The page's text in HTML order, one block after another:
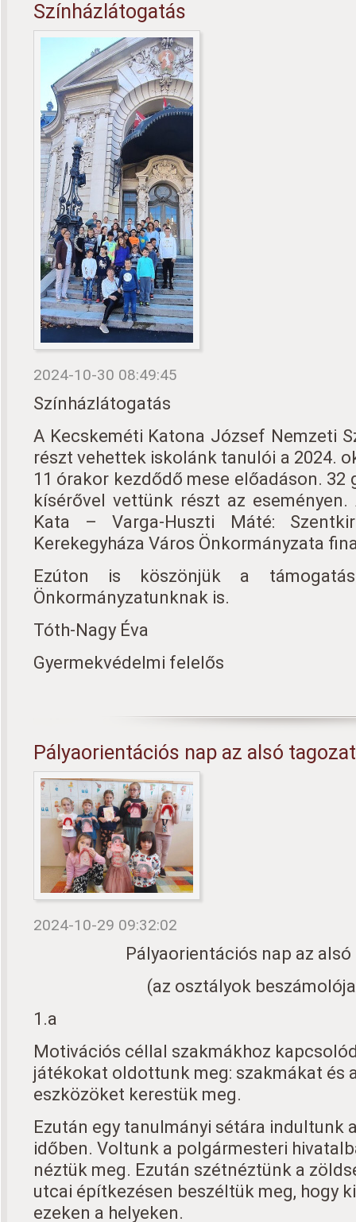
Színházlátogatás
2024-10-30 08:49:45
Színházlátogatás
A Kecskeméti Katona József Nemzeti
részt vehettek iskolánk tanulói a 2024.
11 órakor kezdődő mese előadáson.
kísérővel vettünk részt az
Kata – Varga-Huszti Máté:
Kerekegyháza Város Önkormányzata
Ezúton is köszönjük a
Önkormányzatunknak is.
Tóth-Nagy Éva
Gyermekvédelmi felelős
Pályaorientációs nap az alsó
2024-10-29 09:32:02
Pályaorientációs nap az
(az osztályok
1.a
Motivációs céllal szakmákhoz
játékokat oldottunk meg: szakmákat és
eszközöket kerestük meg.
Ezután egy tanulmányi sétára indultunk
időben. Voltunk a polgármesteri
néztük meg. Ezután szétnéztünk a
utcai építkezésen beszéltük meg, hogy
ezeken a helyeken.